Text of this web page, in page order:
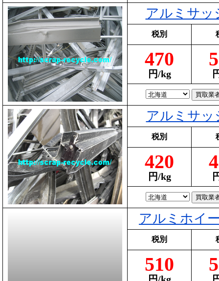
アルミサッ
税別
470
円/kg
アルミサッ
税別
420
円/kg
アルミホイ
税別
510